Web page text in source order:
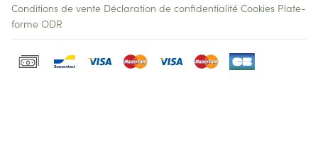
Conditions de vente Déclaration de confidentialité Cookies Plate-
forme ODR